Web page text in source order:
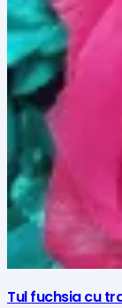
Tul fuchsia cu